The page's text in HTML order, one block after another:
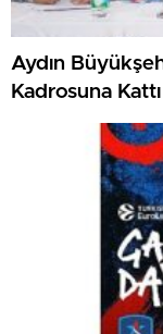
Aydın
Kadrosuna Kattı